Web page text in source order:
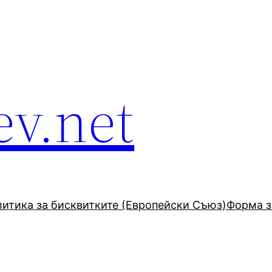
за бисквитките (Европейски Съюз)Форма